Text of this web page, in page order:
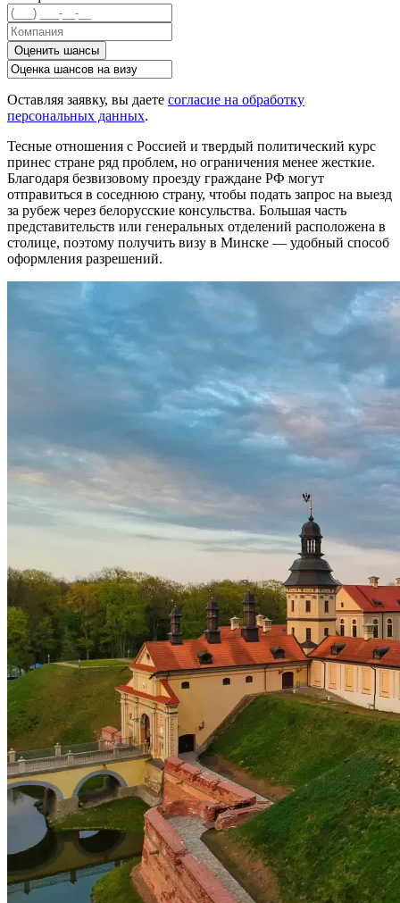
Оценить шансы
Оставляя заявку, вы даете согласие на обработку
персональных данных.
Тесные отношения с Россией и твердый политический курс
принес стране ряд проблем, но ограничения менее жесткие.
Благодаря безвизовому проезду граждане РФ могут
отправиться в соседнюю страну, чтобы подать запрос на выезд
за рубеж через белорусские консульства. Большая часть
представительств или генеральных отделений расположена в
столице, поэтому получить визу в Минске — удобный способ
оформления разрешений.